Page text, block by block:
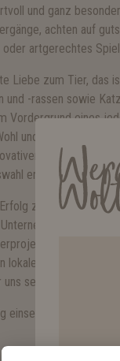
und ganz
achten auf
artgerechtes
Liebe zum Tier, das
und -rassen sowie
Vordergrund eines
und der Komfort für
teilweise
entsprechen dem
zurückgeben, so
integraler
nationale und
selbstverständlich.